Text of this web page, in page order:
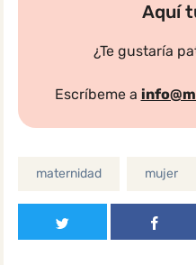
Aquí
¿Te gustaría
Escríbeme a
maternidad mujer